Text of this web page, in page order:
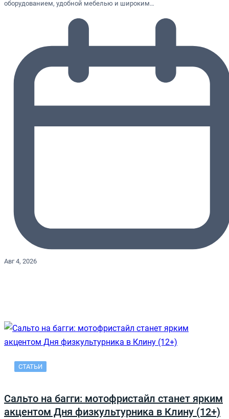
оборудованием, удобной мебелью и широким…
Авг 4, 2026
СТАТЬИ
Сальто на багги: мотофристайл станет ярким
акцентом Дня физкультурника в Клину (12+)